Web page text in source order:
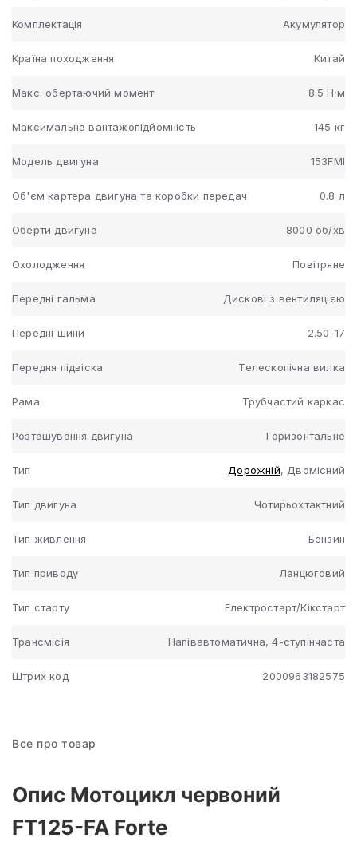
Комплектація Акумулятор
Країна походження Китай
Макс. обертаючий момент 8.5 Н·м
Максимальна вантажопідйомність 145 кг
Модель двигуна 153FMI
Об'єм картера двигуна та коробки передач 0.8 л
Оберти двигуна 8000 об/хв
Охолодження Повітряне
Передні гальма Дискові з вентиляцією
Передні шини 2.50-17
Передня підвіска Телескопічна вилка
Рама Трубчастий каркас
Розташування двигуна Горизонтальне
Тип Дорожній, Двомісний
Тип двигуна Чотирьохтактний
Тип живлення Бензин
Тип приводу Ланцюговий
Тип старту Електростарт/Кікстарт
Трансмісія Напівавтоматична, 4-ступінчаста
Штрих код 2000963182575
Все про товар
Опис Мотоцикл червоний
FT125-FA Forte